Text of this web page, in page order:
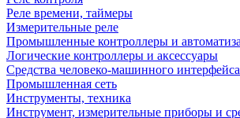
Реле времени, таймеры
Измерительные реле
Промышленные контроллеры и
Логические контроллеры и аксессуары
Средства человеко-машинного интерфейса
Промышленная сеть
Инструменты, техника
Инструмент, измерительные приборы и